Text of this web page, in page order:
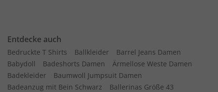
Entdecke auch
Bedruckte T Shirts Ballkleider
Barrel Jeans Damen
Babydoll
Badeshorts Damen
Ärmellose Weste Damen
Badekleider
Baumwoll Jumpsuit Damen
Badeanzug mit Bein Schwarz
Ballerinas Größe 43